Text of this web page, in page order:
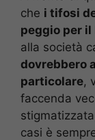
che i tifosi
peggio per il
alla società
dovrebbero
particolare,
faccenda
casi è